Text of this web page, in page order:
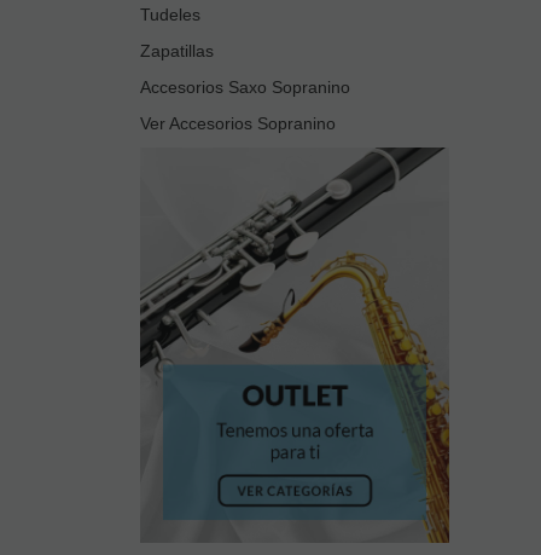
Tudeles
Zapatillas
Accesorios Saxo Sopranino
Ver Accesorios Sopranino